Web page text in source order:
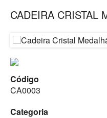
CADEIRA CRISTAL
Código
CA0003
Categoria